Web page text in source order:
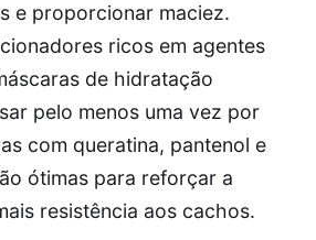
e proporcionar maciez.
ricos em agentes
de hidratação
pelo menos uma vez por
com queratina, pantenol e
ótimas para reforçar a
resistência aos cachos.